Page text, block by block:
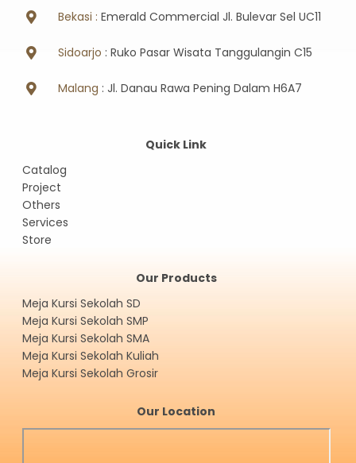
Bekasi : Emerald Commercial Jl. Bulevar Sel UC11
Sidoarjo : Ruko Pasar Wisata Tanggulangin C15
Malang : Jl. Danau Rawa Pening Dalam H6A7
Quick Link
Catalog
Project
Others
Services
Store
Our Products
Meja Kursi Sekolah SD
Meja Kursi Sekolah SMP
Meja Kursi Sekolah SMA
Meja Kursi Sekolah Kuliah
Meja Kursi Sekolah Grosir
Our Location